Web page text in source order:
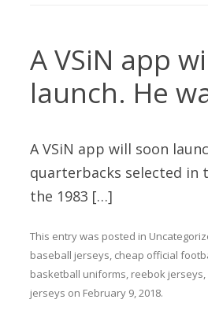
A VSiN app
launch. He
A VSiN app will soon
quarterbacks selected
the 1983 […]
This entry was posted in
baseball jerseys, cheap official
basketball uniforms, reebok jerseys,
jerseys on February 9, 2018.